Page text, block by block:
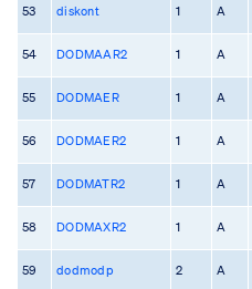
53 diskont 1 A
54 DODMAAR2 1 A
55 DODMAER 1 A
56 DODMAER2 1 A
57 DODMATR2 1 A
58 DODMAXR2 1 A
59 dodmodp 2 A